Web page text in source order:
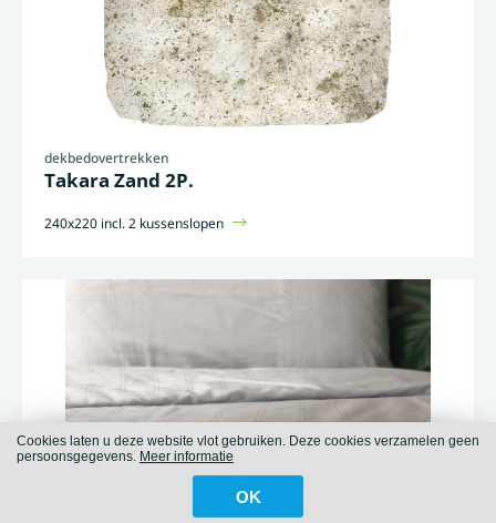
dekbedovertrekken
Takara Zand 2P.
240x220 incl. 2 kussenslopen
Cookies laten u deze website vlot gebruiken. Deze cookies verzamelen geen
persoonsgegevens. Meer informatie
OK